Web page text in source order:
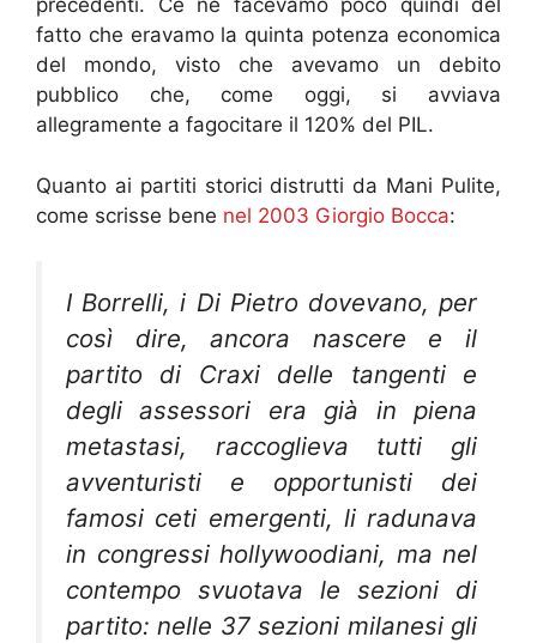
precedenti. Ce ne facevamo poco quindi del
fatto che eravamo la quinta potenza economica
del mondo, visto che avevamo un debito
pubblico che, come oggi, si avviava
allegramente a fagocitare il 120% del PIL.
Quanto ai partiti storici distrutti da Mani Pulite,
come scrisse bene nel 2003 Giorgio Bocca:
I Borrelli, i Di Pietro dovevano, per
così dire, ancora nascere e il
partito di Craxi delle tangenti e
degli assessori era già in piena
metastasi, raccoglieva tutti gli
avventuristi e opportunisti dei
famosi ceti emergenti, li radunava
in congressi hollywoodiani, ma nel
contempo svuotava le sezioni di
partito: nelle 37 sezioni milanesi gli